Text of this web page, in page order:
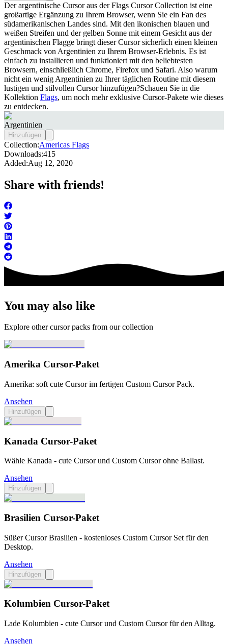
Der argentinische Cursor aus der Flags Cursor Collection ist eine
großartige Ergänzung zu Ihrem Browser, wenn Sie ein Fan des
südamerikanischen Landes sind. Mit den ikonischen blauen und
weißen Streifen und der gelben Sonne mit einem Gesicht aus der
argentinischen Flagge bringt dieser Cursor sicherlich einen kleinen
Geschmack von Argentinien zu Ihrem Browser-Erlebnis. Es ist
einfach zu installieren und funktioniert mit den beliebtesten
Browsern, einschließlich Chrome, Firefox und Safari. Also warum
nicht ein wenig Argentinien zu Ihrer täglichen Routine mit diesem
lustigen und stilvollen Cursor hinzufügen?Schauen Sie in die
Kollektion Flags, um noch mehr exklusive Cursor-Pakete wie dieses
zu entdecken.
Argentinien
Hinzufügen
Collection:Americas Flags
Downloads:415
Added:Aug 12, 2020
Share with friends!
You may also like
Explore other cursor packs from our collection
Amerika Cursor-Paket
Amerika: soft cute Cursor im fertigen Custom Cursor Pack.
Ansehen
Hinzufügen
Kanada Cursor-Paket
Wähle Kanada - cute Cursor und Custom Cursor ohne Ballast.
Ansehen
Hinzufügen
Brasilien Cursor-Paket
Süßer Cursor Brasilien - kostenloses Custom Cursor Set für den
Desktop.
Ansehen
Hinzufügen
Kolumbien Cursor-Paket
Lade Kolumbien - cute Cursor und Custom Cursor für den Alltag.
Ansehen